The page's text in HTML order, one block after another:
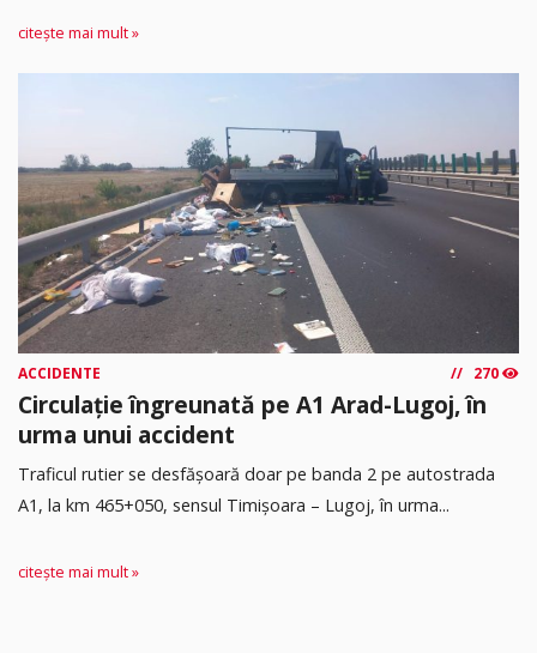
citește mai mult »
ACCIDENTE 270
Circulație îngreunată pe A1 Arad-Lugoj, în
urma unui accident
Traficul rutier se desfășoară doar pe banda 2 pe autostrada
A1, la km 465+050, sensul Timişoara – Lugoj, în urma...
citește mai mult »